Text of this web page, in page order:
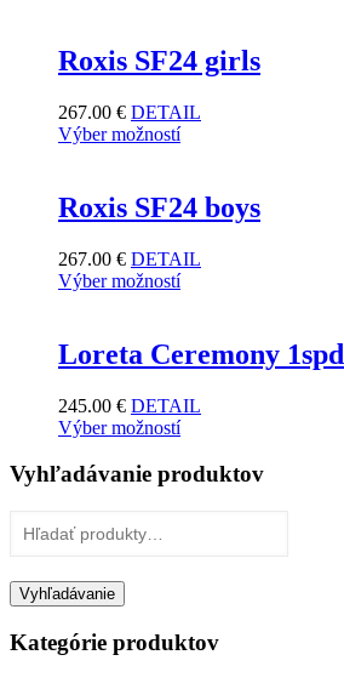
Roxis SF24 girls
267.00 € DETAIL
Výber možností
Roxis SF24 boys
267.00 € DETAIL
Výber možností
Loreta Ceremony 1spd
245.00 € DETAIL
Výber možností
Vyhľadávanie produktov
Vyhľadávanie
Kategórie produktov